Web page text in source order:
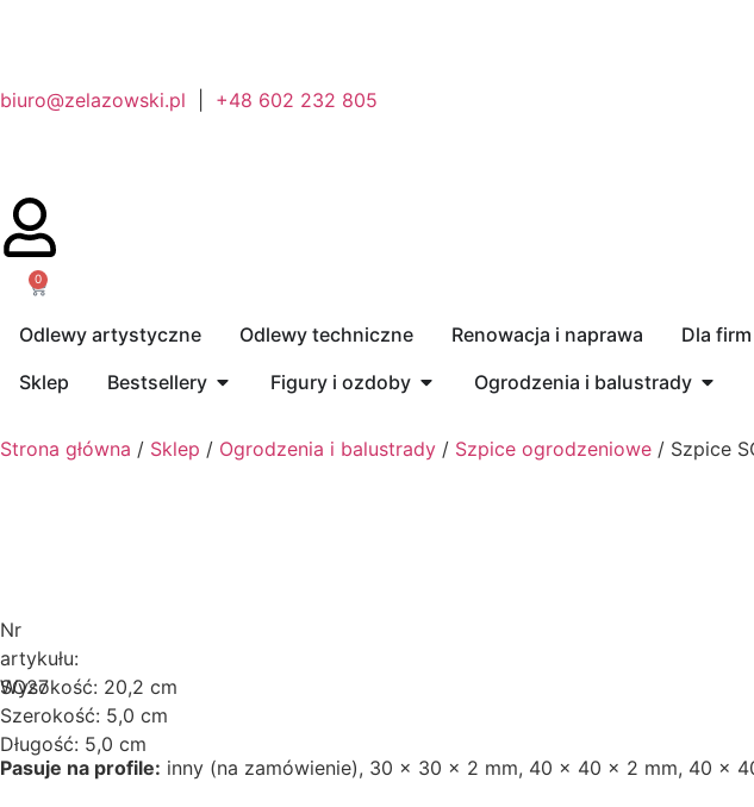
biuro@zelazowski.pl +48 602 232 805
0
Odlewy artystyczne Odlewy techniczne Renowacja i naprawa Dla
Sklep
Bestsellery Figury i ozdoby Ogrodzenia i balustrady
Strona główna / Sklep / Ogrodzenia i balustrady / Szpice ogrodzeniowe / Szpice
Nr
artykułu:
SO27
Wysokość: 20,2 cm
Szerokość: 5,0 cm
Długość: 5,0 cm
Pasuje na profile: inny (na zamówienie), 30 x 30 x 2 mm, 40 x 40 x 2 mm, 40 x